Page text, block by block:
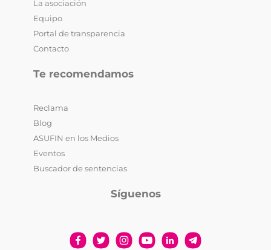
La asociación
Equipo
Portal de transparencia
Contacto
Te recomendamos
Reclama
Blog
ASUFIN en los Medios
Eventos
Buscador de sentencias
Síguenos